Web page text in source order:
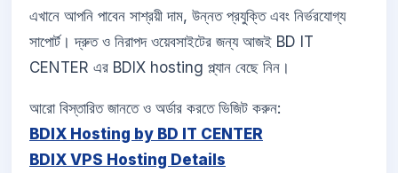
এখানে আপনি পাবেন সাশ্রয়ী দাম, উন্নত প্রযুক্তি এবং নির্ভরযোগ্য
সাপোর্ট। দ্রুত ও নিরাপদ ওয়েবসাইটের জন্য আজই BD IT
CENTER এর BDIX hosting প্ল্যান বেছে নিন।
আরো বিস্তারিত জানতে ও অর্ডার করতে ভিজিট করুন:
BDIX Hosting by BD IT CENTER
BDIX VPS Hosting Details